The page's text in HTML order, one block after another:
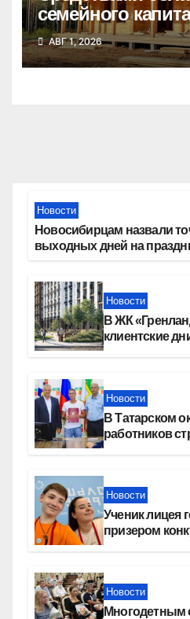
семейного
тысяч семей
АВГ 1, 2026
Новости
Новосибирцам назвали
выходных дней на
Новости
В ЖК
клиентские
Новости
В Татарском
работников
Новости
Ученик лицея
призером
Новости
Многодетным